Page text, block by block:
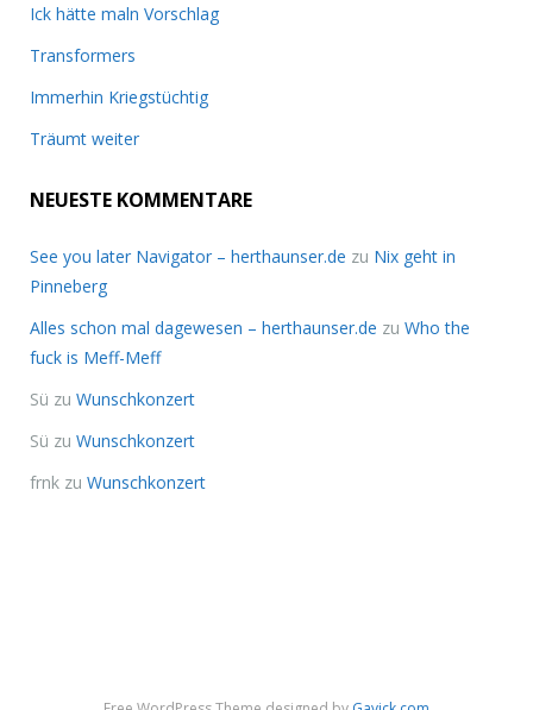
Ick hätte maln Vorschlag
Transformers
Immerhin Kriegstüchtig
Träumt weiter
NEUESTE KOMMENTARE
See you later Navigator – herthaunser.de zu Nix geht in
Pinneberg
Alles schon mal dagewesen – herthaunser.de zu Who the
fuck is Meff-Meff
Sü zu Wunschkonzert
Sü zu Wunschkonzert
frnk zu Wunschkonzert